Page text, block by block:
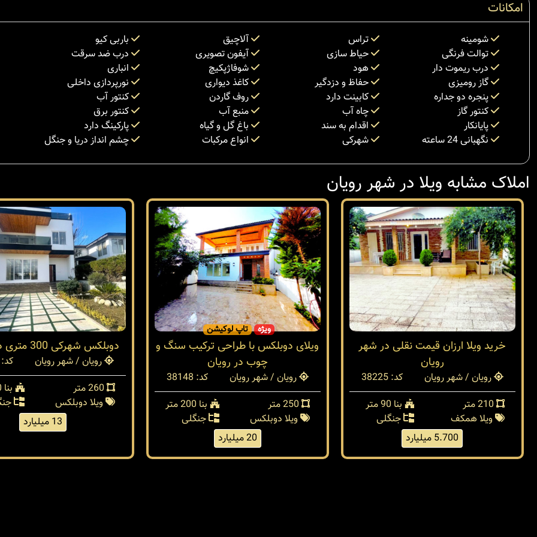
امکانات
شومینه تراس آلاچیق
باربی کیو
توالت فرنگی
حیاط سازی آیفون تصویری
درب ضد سرقت
درب ریموت دار
هود شوفاژپکیچ
انباری
گاز رومیزی
حفاظ و دزدگیر کاغذ دیواری
نورپردازی داخلی
پنجره دو جداره
کابینت دارد روف گاردن
کنتور آب
کنتور گاز
چاه آب منبع آب
کنتور برق
پایانکار
اقدام به سند باغ گل و گیاه
پارکینگ دارد
نگهبانی 24 ساعته
شهرکی انواع مرکبات چشم انداز دریا و جنگل
املاک مشابه ویلا در شهر رویان
خرید ویلا ارزان قیمت نقلی در شهر
رویان
رویان / شهر رویان
کد: 38225
بنا 90 متر
ویلا همکف
جنگلی
5.700 میلیارد
ویژه تاپ لوکیشن
ویلای دوبلکس با طراحی ترکیب سنگ و
چوب در رویان
رویان / شهر رویان
کد: 38148
بنا 200 متر
ویلا دوبلکس
جنگلی
20 میلیارد
دوبلکس شهرکی 300 متری در رویان
رویان / شهر رویان
کد:
بنا 300 متر
ویلا دوبلکس
13 میلیارد